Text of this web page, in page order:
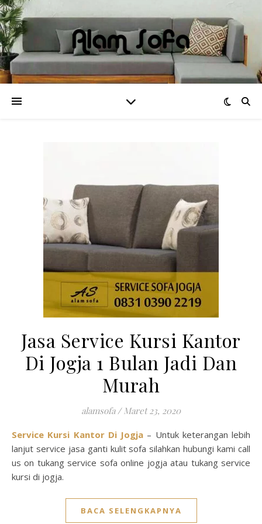
Jasa Service Kursi Kantor
Di Jogja 1 Bulan Jadi Dan
Murah
alamsofa / Maret 23, 2020
Service Kursi Kantor Di Jogja – Untuk keterangan lebih
lanjut service jasa ganti kulit sofa silahkan hubungi kami call
us on tukang service sofa online jogja atau tukang service
kursi di jogja.
BACA SELENGKAPNYA